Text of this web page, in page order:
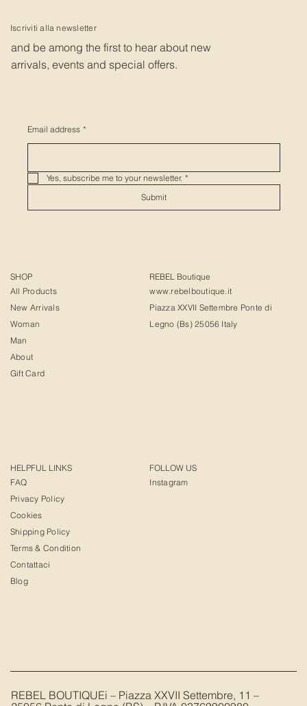
Iscriviti alla newsletter
and be among the first to hear about new
arrivals, events and special offers.
Email address *
Yes, subscribe me to your newsletter. *
Submit
SHOP
All Products
New Arrivals
Woman
Man
About
Gift Card
REBEL Boutique
www.rebelboutique.it
Piazza XXVII Settembre Ponte di
Legno (Bs) 25056 Italy
HELPFUL LINKS
FAQ
Privacy Policy
Cookies
Shipping Policy
Terms & Condition
Contattaci
Blog
FOLLOW US
Instagram
REBEL BOUTIQUEi – Piazza XXVII Settembre, 11 –